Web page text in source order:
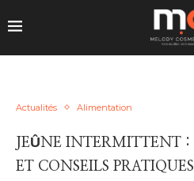
Actualités Alimentation
JEÛNE INTERMITTENT :
ET CONSEILS